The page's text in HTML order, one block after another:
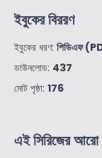
ইবুকের বিররণ
ইবুকের ধরণ: পিডিএফ
ডাউনলোড: 437
মোট পৃষ্ঠা: 176
এই সিরিজের আরো